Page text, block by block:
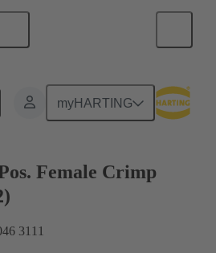
myHARTING
Female Crimp
3111